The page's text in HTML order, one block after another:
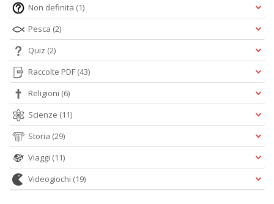
Non definita (1)
Pesca (2)
Quiz (2)
Raccolte PDF (43)
Religioni (6)
Scienze (11)
Storia (29)
Viaggi (11)
Videogiochi (19)